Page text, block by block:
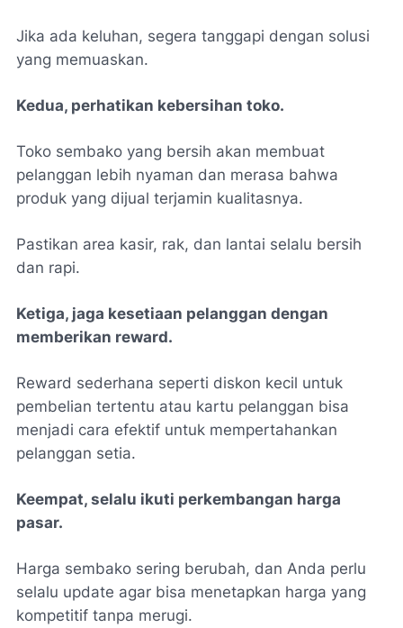
Jika ada keluhan, segera tanggapi dengan solusi
yang memuaskan.
Kedua, perhatikan kebersihan toko.
Toko sembako yang bersih akan membuat
pelanggan lebih nyaman dan merasa bahwa
produk yang dijual terjamin kualitasnya.
Pastikan area kasir, rak, dan lantai selalu bersih
dan rapi.
Ketiga, jaga kesetiaan pelanggan dengan
memberikan reward.
Reward sederhana seperti diskon kecil untuk
pembelian tertentu atau kartu pelanggan bisa
menjadi cara efektif untuk mempertahankan
pelanggan setia.
Keempat, selalu ikuti perkembangan harga
pasar.
Harga sembako sering berubah, dan Anda perlu
selalu update agar bisa menetapkan harga yang
kompetitif tanpa merugi.